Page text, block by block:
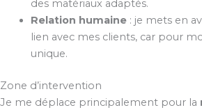
des matériaux adaptés.
Relation humaine: je mets en
lien avec mes clients, car pour
unique.
Zone d’intervention
Je me déplace principalement pour la